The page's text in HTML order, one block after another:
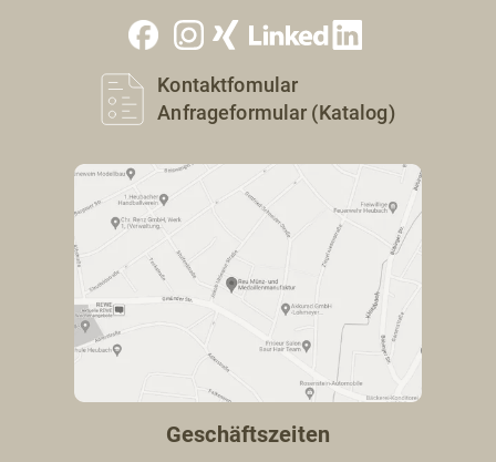
Kontaktfomular
Anfrageformular (Katalog)
Geschäftszeiten